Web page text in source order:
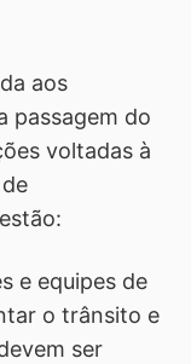
aos
passagem do
voltadas à
e equipes de
o trânsito e
ser